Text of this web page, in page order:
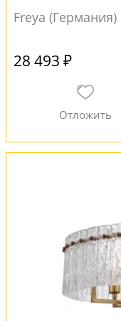
Freya (Германия)
28 493 ₽